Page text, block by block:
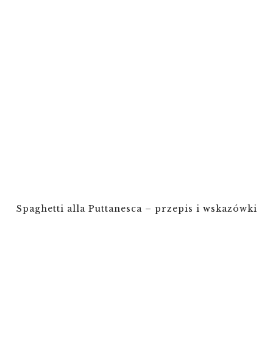
Spaghetti alla Puttanesca – przepis i wskazówki